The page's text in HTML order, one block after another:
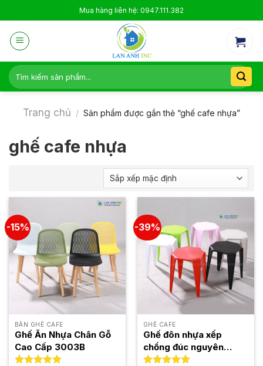
to
content
Mua hàng liên hệ: 0947.111.382
Tìm
kiếm:
Trang chủ / Sản phẩm được gắn thẻ “ghế cafe nhựa”
ghế cafe nhựa
-15%
BÀN GHẾ CAFE
Ghế Ăn Nhựa Chân Gỗ
Cao Cấp 3003B
-39%
GHẾ CAFE
Ghế đôn nhựa xếp
chồng đúc nguyên
chiếc 3006